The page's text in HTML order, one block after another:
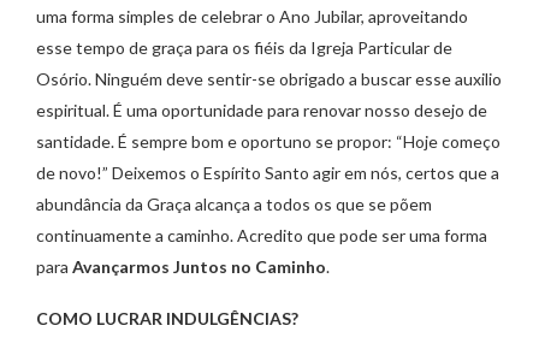
uma forma simples de celebrar o Ano Jubilar, aproveitando
esse tempo de graça para os fiéis da Igreja Particular de
Osório. Ninguém deve sentir-se obrigado a buscar esse auxilio
espiritual. É uma oportunidade para renovar nosso desejo de
santidade. É sempre bom e oportuno se propor: “Hoje começo
de novo!” Deixemos o Espírito Santo agir em nós, certos que a
abundância da Graça alcança a todos os que se põem
continuamente a caminho. Acredito que pode ser uma forma
para Avançarmos Juntos no Caminho.
COMO LUCRAR INDULGÊNCIAS?